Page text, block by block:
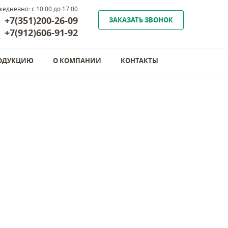
с 10:00 до 17:00
+7(351)200-26-09
+7(912)606-91-92
ЗАКАЗАТЬ ЗВОНОК
О КОМПАНИИ КОНТАКТЫ